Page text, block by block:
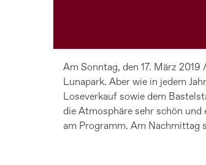
Am Sonntag, den 17. März
Lunapark. Aber wie in jedem
Loseverkauf sowie dem
die Atmosphäre sehr schön
am Programm. Am Nachmittag